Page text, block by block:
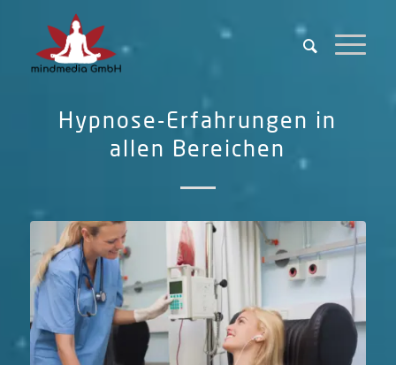
Hypnose-Erfahrungen in
allen Bereichen